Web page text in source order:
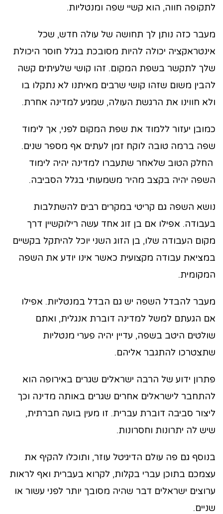
לתקופה חווה, הוא קשיי שפה ומנטליות.
מעבר כזה נותן לך תחושה של עולה חדש, שכל
אינטראקציה יכולה להיות מסובכת בגלל חוסר היכולת
שלך לתקשר בשפת המקום. זהו קושי שלעיתים קשה
להבין משום שזהו קושי שרבים מאיתנו לא נתקלו בו
ולא חווינו את הרגשת העולה, שמגיע למדינה אחרת.
כמובן יעזור ללמוד את שפת המקום לפני, אך לימוד
שפה ברמה טובה לוקח זמן לעתים אף מספר שנים.
החלק הטוב שלאחר שתעברו למדינה יהיה לימוד
השפה יהיה בקצב מהיר משמעותי בגלל הסביבה.
נושא השפה גם קריטי במקרים רבים להשתלבות
בעבודה. אפילו אם בן זוג אחד עשה רילוקשיין דרך
מקום העבודה שלו, בן הזוג השני יוכל להיתקל בקשיים
במציאת עבודה מקצועית כאשר אינו יודע את השפה
המקומית.
מעבר להבדל השפה יש גם הבדל במנטליות. אפילו
אם הגעתם למשל למדינה דוברת אנגלית, ואתם
שולטים היטב בשפה, עדיין יהיה פערי מנטליות
שתצטרכו להתגבר אליהם.
פתרון ידוע של הרבה ישראלים שגרים באירופה הוא
להתחבר לישראלים אחרים שגרים באותה מדינה וכך
ליצור סביבה דוברת עברית. זו מעין בועה חברתית,
שיש לה יתרונות וחסרונות.
בנוסף גם פה עולם הדיגיטל עוזר, ותוכלו להקיף את
עצמכם בתוכן עברי בקלות, לקרוא בעברית ואף לראות
ערוצים ישראלים דבר שהיה מסובך יותר לפני עשור או
שניים.